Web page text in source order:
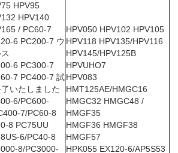
HPV95
HPV140
/ PC60-7
6 PC200-7 ウ
6 PC300-7
7 PC400-7 試
いたしました
6/PC600-
7/PC60-8
8 PC75UU
6/PC40-8
8/PC3000-
HPV050 HPV102 HPV105
HPV118 HPV135/HPV116
HPV145/HPV125B
HPVUHO7
HPV083
HMT125AE/HMGC16
HMGC32 HMGC48 /
HMGF35
HMGF36 HMGF38
HMGF57
HPK055 EX120-6/AP5S53